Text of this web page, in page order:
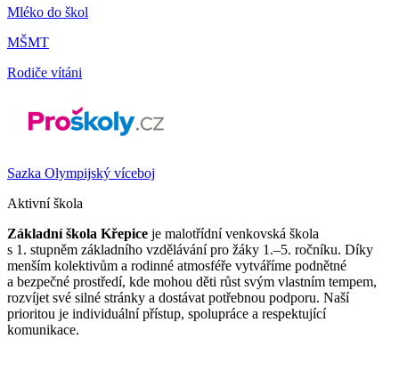
Mléko do škol
MŠMT
Rodiče vítáni
Sazka Olympijský víceboj
Aktivní škola
Základní škola Křepice je malotřídní venkovská škola
s 1. stupněm základního vzdělávání pro žáky 1.–5. ročníku. Díky
menším kolektivům a rodinné atmosféře vytváříme podnětné
a bezpečné prostředí, kde mohou děti růst svým vlastním tempem,
rozvíjet své silné stránky a dostávat potřebnou podporu. Naší
prioritou je individuální přístup, spolupráce a respektující
komunikace.